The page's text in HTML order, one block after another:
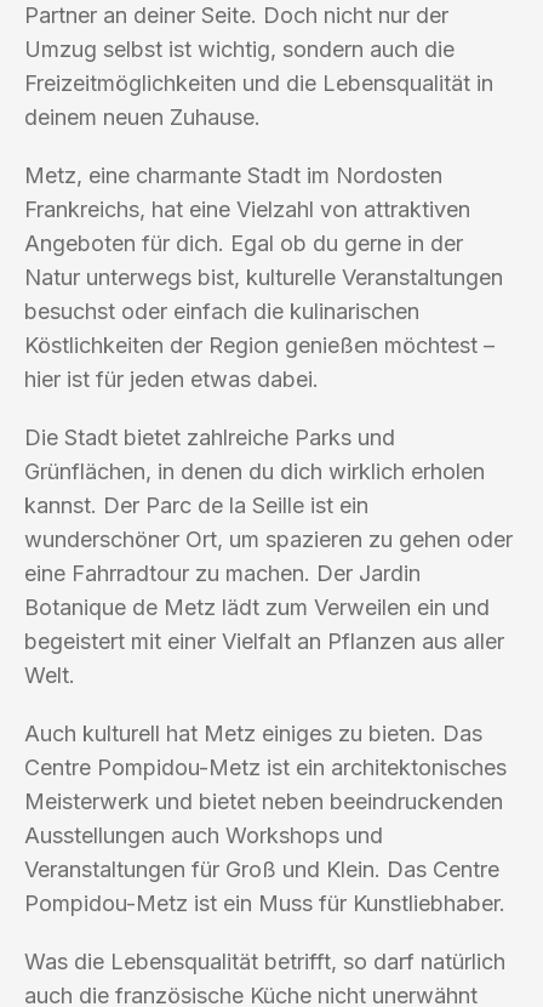
Partner an deiner Seite. Doch nicht nur der
Umzug selbst ist wichtig, sondern auch die
Freizeitmöglichkeiten und die Lebensqualität in
deinem neuen Zuhause.
Metz, eine charmante Stadt im Nordosten
Frankreichs, hat eine Vielzahl von attraktiven
Angeboten für dich. Egal ob du gerne in der
Natur unterwegs bist, kulturelle Veranstaltungen
besuchst oder einfach die kulinarischen
Köstlichkeiten der Region genießen möchtest –
hier ist für jeden etwas dabei.
Die Stadt bietet zahlreiche Parks und
Grünflächen, in denen du dich wirklich erholen
kannst. Der Parc de la Seille ist ein
wunderschöner Ort, um spazieren zu gehen oder
eine Fahrradtour zu machen. Der Jardin
Botanique de Metz lädt zum Verweilen ein und
begeistert mit einer Vielfalt an Pflanzen aus aller
Welt.
Auch kulturell hat Metz einiges zu bieten. Das
Centre Pompidou-Metz ist ein architektonisches
Meisterwerk und bietet neben beeindruckenden
Ausstellungen auch Workshops und
Veranstaltungen für Groß und Klein. Das Centre
Pompidou-Metz ist ein Muss für Kunstliebhaber.
Was die Lebensqualität betrifft, so darf natürlich
auch die französische Küche nicht unerwähnt